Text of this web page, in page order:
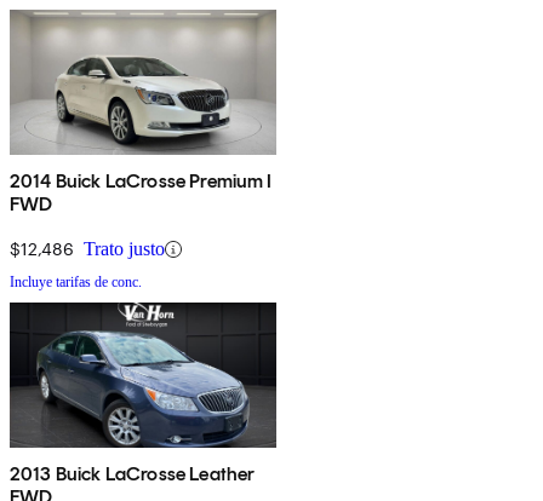
2014 Buick LaCrosse Premium I
FWD
$12,486 Trato justo
Incluye tarifas de conc.
2013 Buick LaCrosse Leather